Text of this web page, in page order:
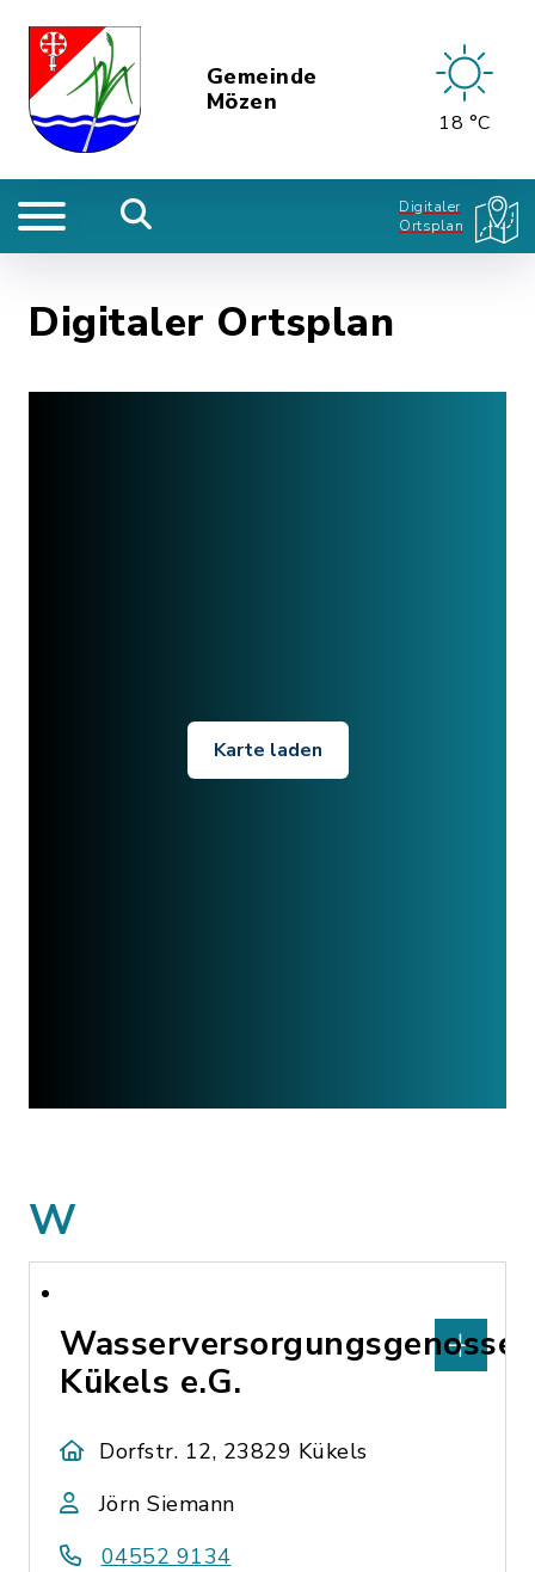
Gemeinde
Mözen
18 °C
Digitaler
Ortsplan
Digitaler Ortsplan
Karte laden
W
Kükels e.G.
Dorfstr. 12, 23829 Kükels
Jörn Siemann
04552 9134